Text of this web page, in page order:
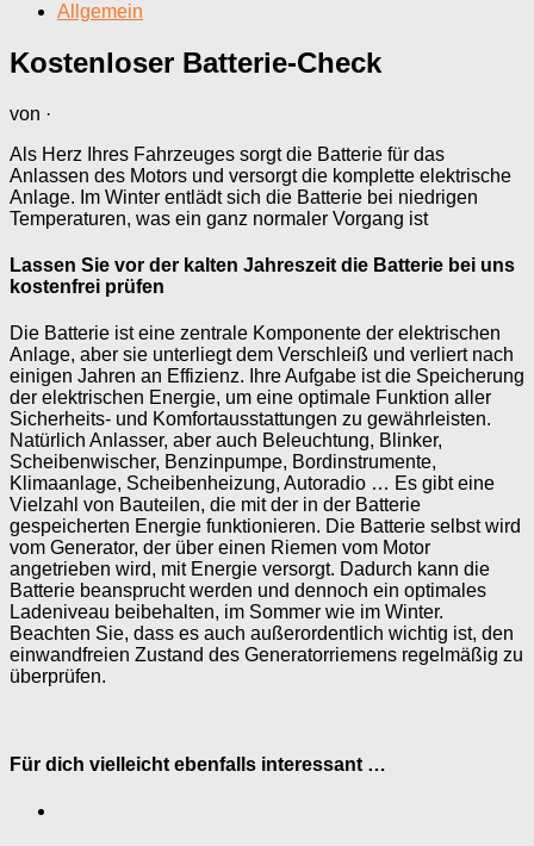
Allgemein
Kostenloser Batterie-Check
von ·
Als Herz Ihres Fahrzeuges sorgt die Batterie für das
Anlassen des Motors und versorgt die komplette elektrische
Anlage. Im Winter entlädt sich die Batterie bei niedrigen
Temperaturen, was ein ganz normaler Vorgang ist
Lassen Sie vor der kalten Jahreszeit die Batterie bei uns
kostenfrei prüfen
Die Batterie ist eine zentrale Komponente der elektrischen
Anlage, aber sie unterliegt dem Verschleiß und verliert nach
einigen Jahren an Effizienz. Ihre Aufgabe ist die Speicherung
der elektrischen Energie, um eine optimale Funktion aller
Sicherheits- und Komfortausstattungen zu gewährleisten.
Natürlich Anlasser, aber auch Beleuchtung, Blinker,
Scheibenwischer, Benzinpumpe, Bordinstrumente,
Klimaanlage, Scheibenheizung, Autoradio … Es gibt eine
Vielzahl von Bauteilen, die mit der in der Batterie
gespeicherten Energie funktionieren. Die Batterie selbst wird
vom Generator, der über einen Riemen vom Motor
angetrieben wird, mit Energie versorgt. Dadurch kann die
Batterie beansprucht werden und dennoch ein optimales
Ladeniveau beibehalten, im Sommer wie im Winter.
Beachten Sie, dass es auch außerordentlich wichtig ist, den
einwandfreien Zustand des Generatorriemens regelmäßig zu
überprüfen.
Für dich vielleicht ebenfalls interessant …